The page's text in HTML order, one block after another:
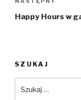
Następny
wpis
Happy Hours w
SZUKAJ